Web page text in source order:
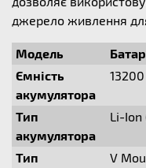
джерело живлення
Модель
Ємність
акумулятора
Тип
акумулятора
Li-Ion
Тип
V